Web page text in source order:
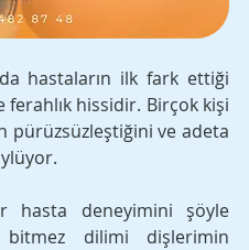
hastaların ilk fark ettiği
ferahlık hissidir. Birçok kişi
pürüzsüzleştiğini ve adeta
hasta deneyimini şöyle
bitmez dilimi dişlerimin